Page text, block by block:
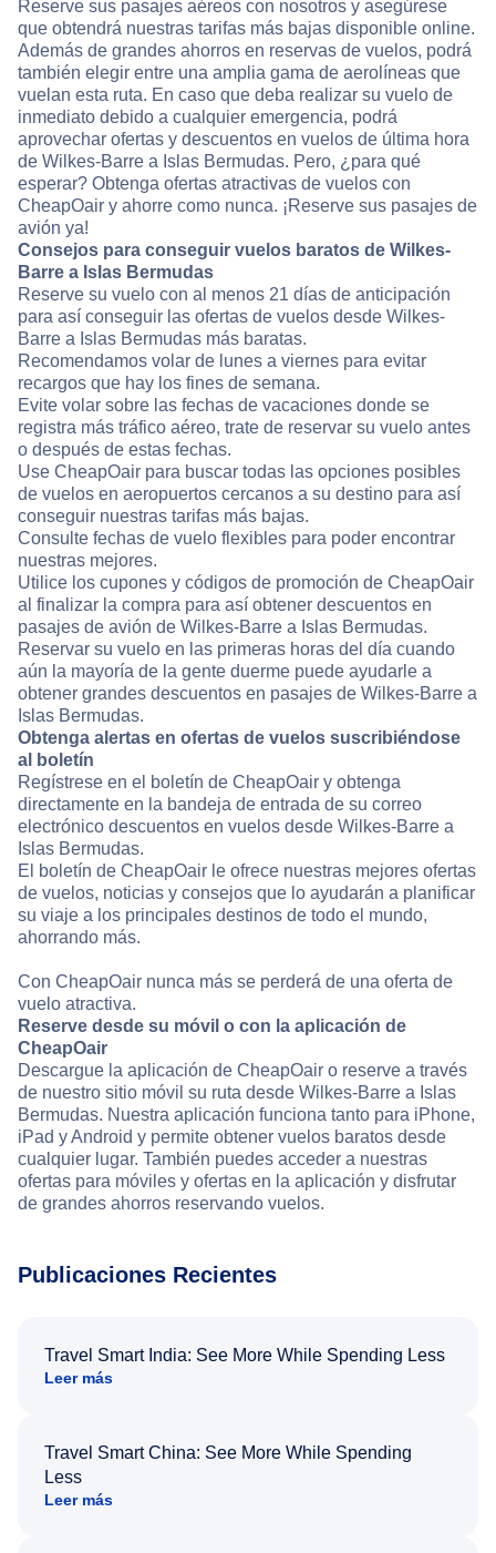
Reserve sus pasajes aéreos con nosotros y asegúrese
que obtendrá nuestras tarifas más bajas disponible online.
Además de grandes ahorros en reservas de vuelos, podrá
también elegir entre una amplia gama de aerolíneas que
vuelan esta ruta. En caso que deba realizar su vuelo de
inmediato debido a cualquier emergencia, podrá
aprovechar ofertas y descuentos en vuelos de última hora
de Wilkes-Barre a Islas Bermudas. Pero, ¿para qué
esperar? Obtenga ofertas atractivas de vuelos con
CheapOair y ahorre como nunca. ¡Reserve sus pasajes de
avión ya!
Consejos para conseguir vuelos baratos de Wilkes-
Barre a Islas Bermudas
Reserve su vuelo con al menos 21 días de anticipación
para así conseguir las ofertas de vuelos desde Wilkes-
Barre a Islas Bermudas más baratas.
Recomendamos volar de lunes a viernes para evitar
recargos que hay los fines de semana.
Evite volar sobre las fechas de vacaciones donde se
registra más tráfico aéreo, trate de reservar su vuelo antes
o después de estas fechas.
Use CheapOair para buscar todas las opciones posibles
de vuelos en aeropuertos cercanos a su destino para así
conseguir nuestras tarifas más bajas.
Consulte fechas de vuelo flexibles para poder encontrar
nuestras mejores.
Utilice los cupones y códigos de promoción de CheapOair
al finalizar la compra para así obtener descuentos en
pasajes de avión de Wilkes-Barre a Islas Bermudas.
Reservar su vuelo en las primeras horas del día cuando
aún la mayoría de la gente duerme puede ayudarle a
obtener grandes descuentos en pasajes de Wilkes-Barre a
Islas Bermudas.
Obtenga alertas en ofertas de vuelos suscribiéndose
al boletín
Regístrese en el boletín de CheapOair y obtenga
directamente en la bandeja de entrada de su correo
electrónico descuentos en vuelos desde Wilkes-Barre a
Islas Bermudas.
El boletín de CheapOair le ofrece nuestras mejores ofertas
de vuelos, noticias y consejos que lo ayudarán a planificar
su viaje a los principales destinos de todo el mundo,
ahorrando más.
Con CheapOair nunca más se perderá de una oferta de
vuelo atractiva.
Reserve desde su móvil o con la aplicación de
CheapOair
Descargue la aplicación de CheapOair o reserve a través
de nuestro sitio móvil su ruta desde Wilkes-Barre a Islas
Bermudas. Nuestra aplicación funciona tanto para iPhone,
iPad y Android y permite obtener vuelos baratos desde
cualquier lugar. También puedes acceder a nuestras
ofertas para móviles y ofertas en la aplicación y disfrutar
de grandes ahorros reservando vuelos.
Publicaciones Recientes
Travel Smart India: See More While Spending Less
Leer más
Travel Smart China: See More While Spending
Less
Leer más